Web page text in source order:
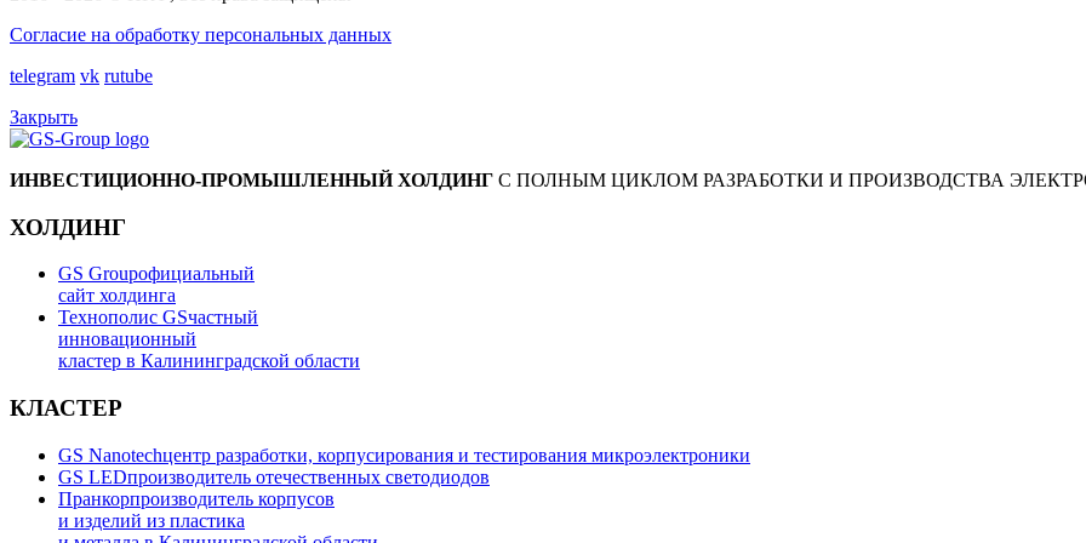
Согласие на обработку персональных данных
telegram vk rutube
Закрыть
ИНВЕСТИЦИОННО-ПРОМЫШЛЕННЫЙ ХОЛДИНГ С ПОЛНЫМ ЦИКЛОМ РАЗРАБОТКИ И ПРОИЗВОДСТВА
ХОЛДИНГ
GS Groupофициальный
сайт холдинга
Технополис GSчастный
инновационный
кластер в Калининградской области
КЛАСТЕР
GS Nanotechцентр разработки, корпусирования и тестирования микроэлектроники
GS LEDпроизводитель отечественных светодиодов
Пранкорпроизводитель корпусов
и изделий из пластика